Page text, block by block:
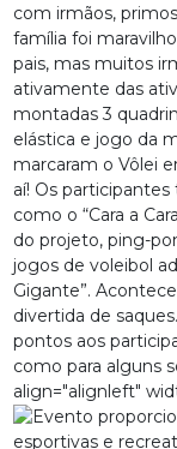
com irmãos,
família foi
pais, mas muitos
ativamente das
montadas 3
elástica e jogo da
marcaram o Vôlei
aí! Os
como o “Cara a
do projeto, ping-
jogos de voleibol
Gigante”.
divertida de
pontos aos
como para alguns
align="alignleft"